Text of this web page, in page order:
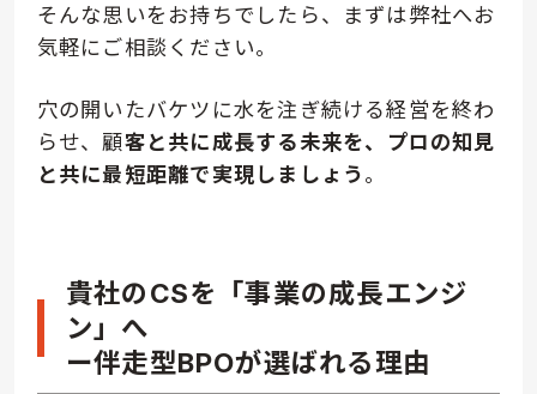
そんな思いをお持ちでしたら、まずは弊社へお
気軽にご相談ください。
穴の開いたバケツに水を注ぎ続ける経営を終わ
らせ、顧客と共に成長する未来を、プロの知見
と共に最短距離で実現しましょう。
貴社のCSを「事業の成長エンジ
ン」へ
ー伴走型BPOが選ばれる理由